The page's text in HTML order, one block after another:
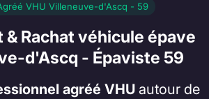
VHU Villeneuve-d'Ascq - 59
& Rachat véhicule épave
d'Ascq - Épaviste 59
agréé VHUautour de